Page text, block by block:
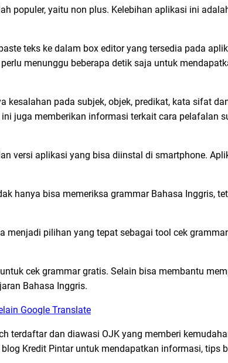
populer, yaitu non plus. Kelebihan aplikasi ini
teks ke dalam box editor yang tersedia pada
menunggu beberapa detik saja untuk
kesalahan pada subjek, objek, predikat, kata sifat
juga memberikan informasi terkait cara pelafalan
versi aplikasi yang bisa diinstal di smartphone.
hanya bisa memeriksa grammar Bahasa Inggris,
menjadi pilihan yang tepat sebagai tool cek
cek grammar gratis. Selain bisa membantu
Bahasa Inggris.
Google Translate
terdaftar dan diawasi OJK yang memberi
Kredit Pintar untuk mendapatkan informasi, tips